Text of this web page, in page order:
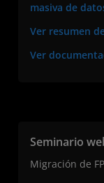
masiva de
Ver resumen
Ver
Seminario
Migración de